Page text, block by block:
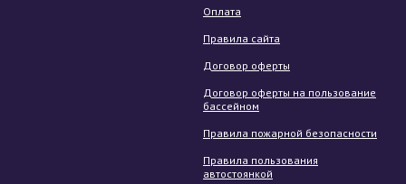
Оплата
Правила сайта
Договор оферты
Договор оферты на пользование
бассейном
Правила пожарной безопасности
Правила пользования
автостоянкой